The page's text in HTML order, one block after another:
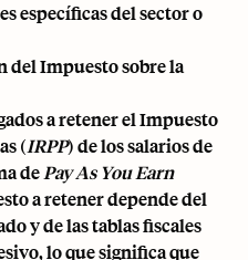
específicas del sector o
del Impuesto sobre la
a retener el Impuesto
(IRPP) de los salarios de
de Pay As You Earn
a retener depende del
y de las tablas fiscales
lo que significa que